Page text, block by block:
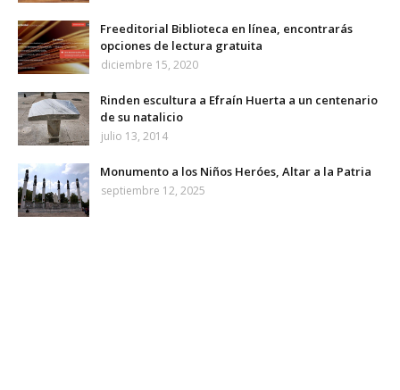
Freeditorial Biblioteca en línea, encontrarás
opciones de lectura gratuita
diciembre 15, 2020
Rinden escultura a Efraín Huerta a un centenario
de su natalicio
julio 13, 2014
Monumento a los Niños Heróes, Altar a la Patria
septiembre 12, 2025